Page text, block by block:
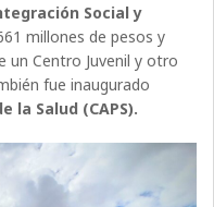
Social y
millones de pesos y
un Centro Juvenil y otro
fue inaugurado
la Salud (CAPS).